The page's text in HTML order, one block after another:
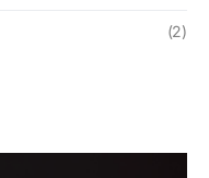
(2)